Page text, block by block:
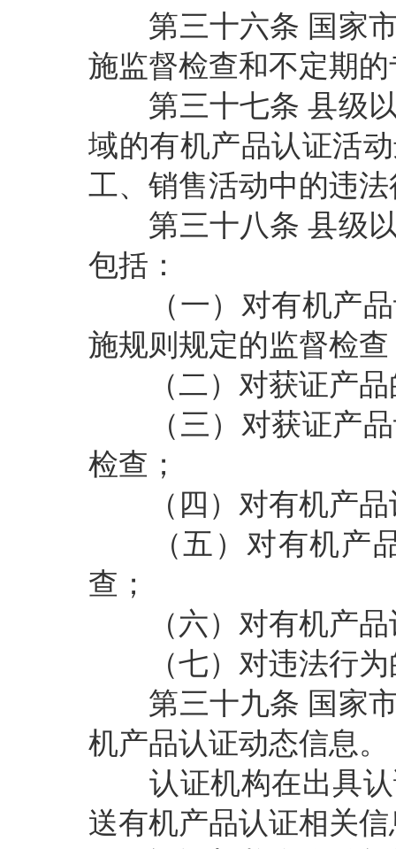
第三十六条 国家
施监督检查和不定期
第三十七条 县级
域的有机产品认证活
工、销售活动中的违
第三十八条 县级
包括：
（一）对有机产品
施规则规定的监督检查
（二）对获证产品
（三）对获证产品
检查；
（四）对有机产品
（五）对有机产品
查；
（六）对有机产品
（七）对违法行为
第三十九条 国家
机产品认证动态信息。
认证机构在出具认
送有机产品认证相关